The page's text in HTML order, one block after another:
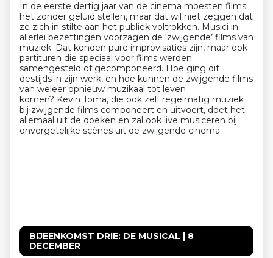
In de eerste dertig jaar van de cinema moesten films
het zonder geluid stellen, maar dat wil niet zeggen dat
ze zich in stilte aan het publiek voltrokken. Musici in
allerlei bezettingen voorzagen de ‘zwijgende’ films van
muziek. Dat konden pure improvisaties zijn, maar ook
partituren die speciaal voor films werden
samengesteld of gecomponeerd. Hoe ging dit
destijds in zijn werk, en hoe kunnen de zwijgende films
van weleer opnieuw muzikaal tot leven
komen? Kevin Toma, die ook zelf regelmatig muziek
bij zwijgende films componeert en uitvoert, doet het
allemaal uit de doeken en zal ook live musiceren bij
onvergetelijke scènes uit de zwijgende cinema.
BIJEENKOMST DRIE: DE MUSICAL | 8
DECEMBER